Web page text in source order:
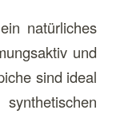
natürliches
und
sind ideal